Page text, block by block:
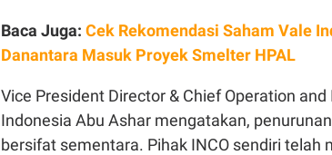
Baca Juga: Cek Rekomendasi Saham Vale
Danantara Masuk Proyek Smelter HPAL
Vice President Director & Chief Operation
Indonesia Abu Ashar mengatakan,
bersifat sementara. Pihak INCO sendiri